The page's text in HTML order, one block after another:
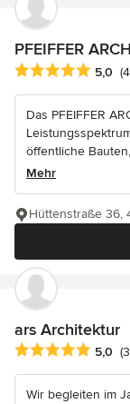
PFEIFFER
Durchschnittliche
5,0
Das PFEIFFER
öffentliche
Mehr
Hüttenstraße 36,
ars Architektur
Durchschnittliche
5,0
Wir begleiten im